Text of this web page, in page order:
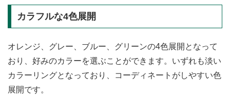
カラフルな4色展開
オレンジ、グレー、ブルー、グリーンの4色展開となって
おり、好みのカラーを選ぶことができます。いずれも淡い
カラーリングとなっており、コーディネートがしやすい色
展開です。